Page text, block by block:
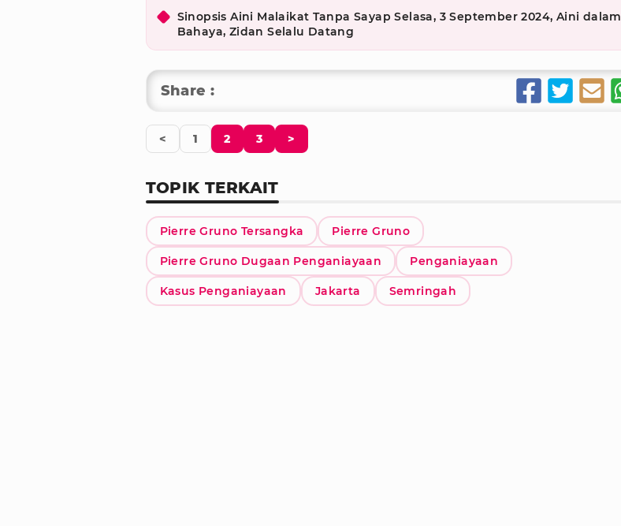
Sinopsis Aini Malaikat Tanpa Sayap Selasa, 3 September 2024, Aini dalam
Bahaya, Zidan Selalu Datang
Share :
< 1 2 3 >
TOPIK TERKAIT
Pierre Gruno Tersangka Pierre Gruno
Pierre Gruno Dugaan Penganiayaan Penganiayaan
Kasus Penganiayaan Jakarta Semringah